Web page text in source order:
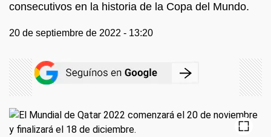
consecutivos en la historia de la Copa del Mundo.
20 de septiembre de 2022 - 13:20